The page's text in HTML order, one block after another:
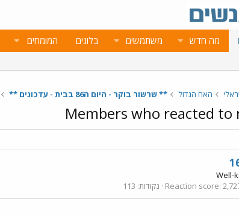
מה חדש משתמשים בלוגים המומחים
האח הגדול ** שרשור בוקר - היום ה86 בבית - עדכונים **
Members who reacted to
Well-
Reaction score נקודות 113